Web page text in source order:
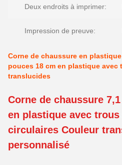
Deux endroits à imprimer:
Impression de preuve:
Corne de chaussure en
pouces 18 cm en plastique
translucides
Corne de chaussure
en plastique avec
circulaires Couleur
personnalisé